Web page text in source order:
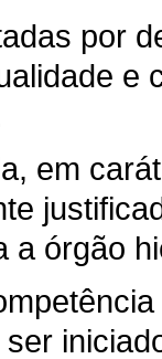
por
e
em
a órgão